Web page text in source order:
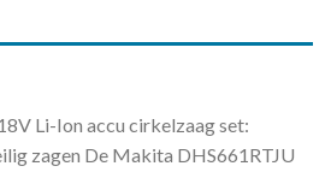
Li-Ion accu cirkelzaag set:
zagen De Makita DHS661RTJU